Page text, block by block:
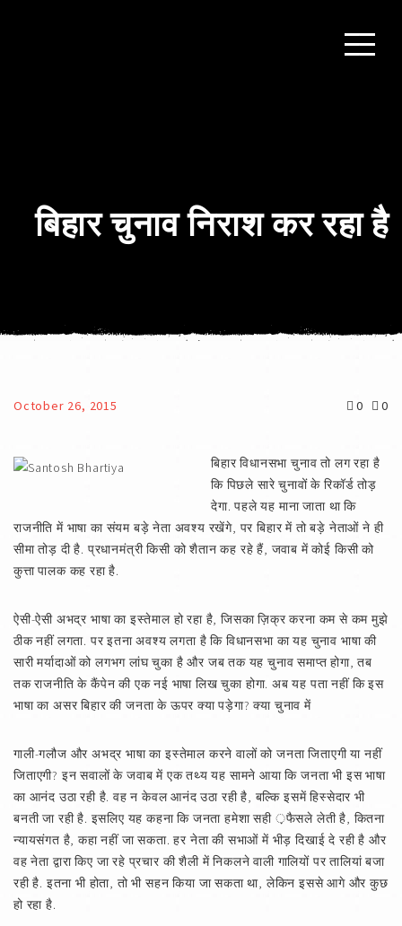
बिहार चुनाव निराश कर रहा है
October 26, 2015 0 0
बिहार विधानसभा चुनाव तो लग रहा है
कि पिछले सारे चुनावों के रिकॉर्ड तोड़
देगा. पहले यह माना जाता था कि
राजनीति में भाषा का संयम बड़े नेता अवश्य रखेंगे, पर बिहार में तो बड़े नेताओं ने ही
सीमा तोड़ दी है. प्रधानमंत्री किसी को शैतान कह रहे हैं, जवाब में कोई किसी को
कुत्ता पालक कह रहा है.
ऐसी-ऐसी अभद्र भाषा का इस्तेमाल हो रहा है, जिसका ज़िक्र करना कम से कम मुझे
ठीक नहीं लगता. पर इतना अवश्य लगता है कि विधानसभा का यह चुनाव भाषा की
सारी मर्यादाओं को लगभग लांघ चुका है और जब तक यह चुनाव समाप्त होगा, तब
तक राजनीति के कैंपेन की एक नई भाषा लिख चुका होगा. अब यह पता नहीं कि इस
भाषा का असर बिहार की जनता के ऊपर क्या पड़ेगा? क्या चुनाव में
गाली-गलौज और अभद्र भाषा का इस्तेमाल करने वालों को जनता जिताएगी या नहीं
जिताएगी? इन सवालों के जवाब में एक तथ्य यह सामने आया कि जनता भी इस भाषा
का आनंद उठा रही है. वह न केवल आनंद उठा रही है, बल्कि इसमें हिस्सेदार भी
बनती जा रही है. इसलिए यह कहना कि जनता हमेशा सही ़फैसले लेती है, कितना
न्यायसंगत है, कहा नहीं जा सकता. हर नेता की सभाओं में भीड़ दिखाई दे रही है और
वह नेता द्वारा किए जा रहे प्रचार की शैली में निकलने वाली गालियों पर तालियां बजा
रही है. इतना भी होता, तो भी सहन किया जा सकता था, लेकिन इससे आगे और कुछ
हो रहा है.